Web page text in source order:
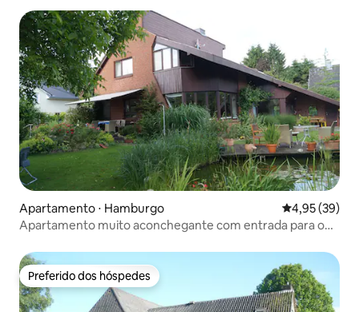
Apartamento ⋅ Hamburgo 4,95 de uma
4,95 (39)
Apartamento muito aconchegante com entrada para o
Preferido dos hóspedes
Preferido dos hóspedes